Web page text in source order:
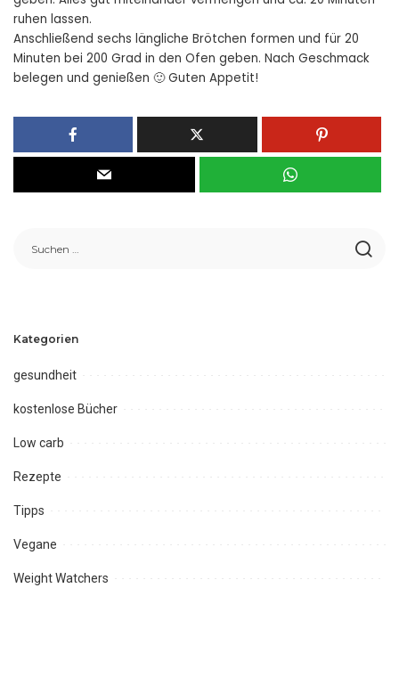
ruhen lassen.
Anschließend sechs längliche Brötchen formen und für 20
Minuten bei 200 Grad in den Ofen geben. Nach Geschmack
belegen und genießen 🙂 Guten Appetit!
Kategorien
gesundheit
kostenlose Bücher
Low carb
Rezepte
Tipps
Vegane
Weight Watchers